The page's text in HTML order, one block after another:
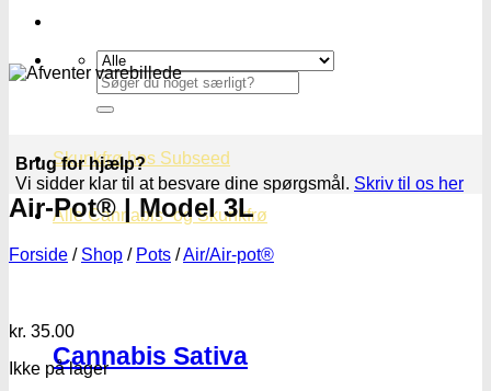
Søg
efter:
Skunkfrø hos Subseed
Alle Cannabis -og Skunkfrø
Cannabis Sativa
Brug for hjælp?
Vi sidder klar til at besvare dine spørgsmål. Skriv til os her
Air-Pot® | Model 3L
Forside / Shop / Pots /Air/Air-pot®
kr. 35.00
Ikke på lager